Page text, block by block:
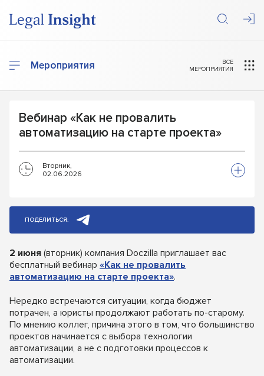
Мероприятия
ВСЕ
МЕРОПРИЯТИЯ
Вебинар «Как не провалить
автоматизацию на старте проекта»
Вторник,
02.06.2026
ПОДЕЛИТЬСЯ:
2 июня (вторник) компания Doczilla приглашает вас
бесплатный вебинар «Как не провалить
автоматизацию на старте проекта».
Нередко встречаются ситуации, когда бюджет
потрачен, а юристы продолжают работать по-старому.
По мнению коллег, причина этого в том, что большинство
проектов начинается с выбора технологии
автоматизации, а не с подготовки процессов к
автоматизации.